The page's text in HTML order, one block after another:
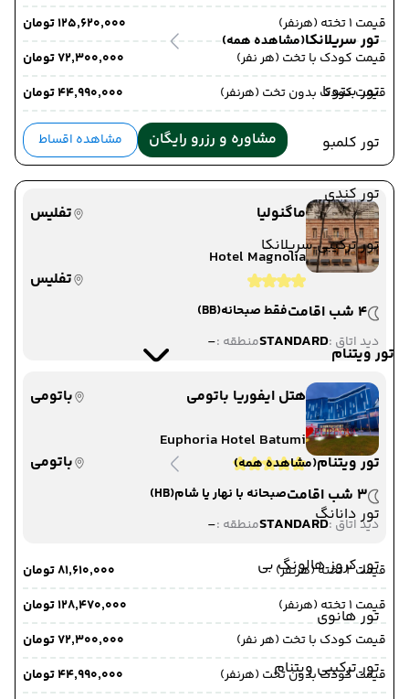
تور سریلانکا(مشاهده همه)
تور بنتوتا
تور کلمبو
تور کندی
تور ترکیبی سریلانکا
تور ویتنام
تور ویتنام(مشاهده همه)
تور دانانگ
تور کروز هالونگ بی
تور هانوی
تور ترکیبی ویتنام
قیمت 1 تخته (هرنفر)
۱۲۵٬۶۲۰٬۰۰۰ تومان
قیمت کودک با تخت (هر نفر)
۷۲٬۳۰۰٬۰۰۰ تومان
قیمت کودک بدون تخت (هرنفر)
۴۴٬۹۹۰٬۰۰۰ تومان
مشاوره و رزرو رایگان مشاهده اقساط
ماگنولیا
تفلیس
Hotel Magnolia
تفلیس
4 شب اقامت
فقط صبحانه(BB)
دید اتاق :STANDARDمنطقه :-
هتل ایفوریا باتومی
باتومی
Euphoria Hotel Batumi
باتومی
3 شب اقامت
صبحانه با نهار یا شام(HB)
دید اتاق :STANDARDمنطقه :-
قیمت 2 تخته (هرنفر)
۸۱٬۶۱۰٬۰۰۰ تومان
قیمت 1 تخته (هرنفر)
۱۲۸٬۴۷۰٬۰۰۰ تومان
قیمت کودک با تخت (هر نفر)
۷۲٬۳۰۰٬۰۰۰ تومان
قیمت کودک بدون تخت (هرنفر)
۴۴٬۹۹۰٬۰۰۰ تومان